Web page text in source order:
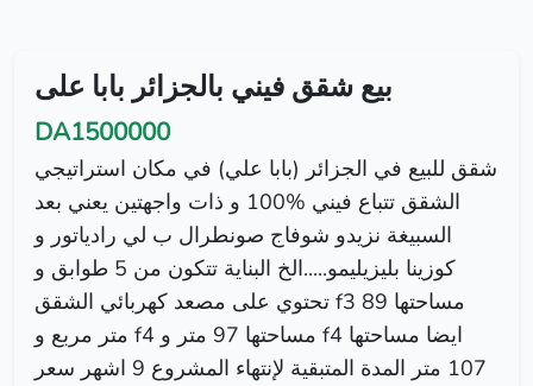
بيع شقق فيني بالجزائر بابا على
DA1500000
شقق للبيع في الجزائر (بابا علي) في مكان استراتيجي
الشقق تتباع فيني %100 و ذات واجهتين يعني بعد
السبيغة نزيدو شوفاج صونطرال ب لي رادياتور و
كوزينا بليزيليمو.....الخ البناية تتكون من 5 طوابق و
تحتوي على مصعد كهربائي الشقق f3 مساحتها 89
متر مربع و f4 مساحتها 97 متر و f4 ايضا مساحتها
107 متر المدة المتبقية لإنتهاء المشروع 9 اشهر سعر